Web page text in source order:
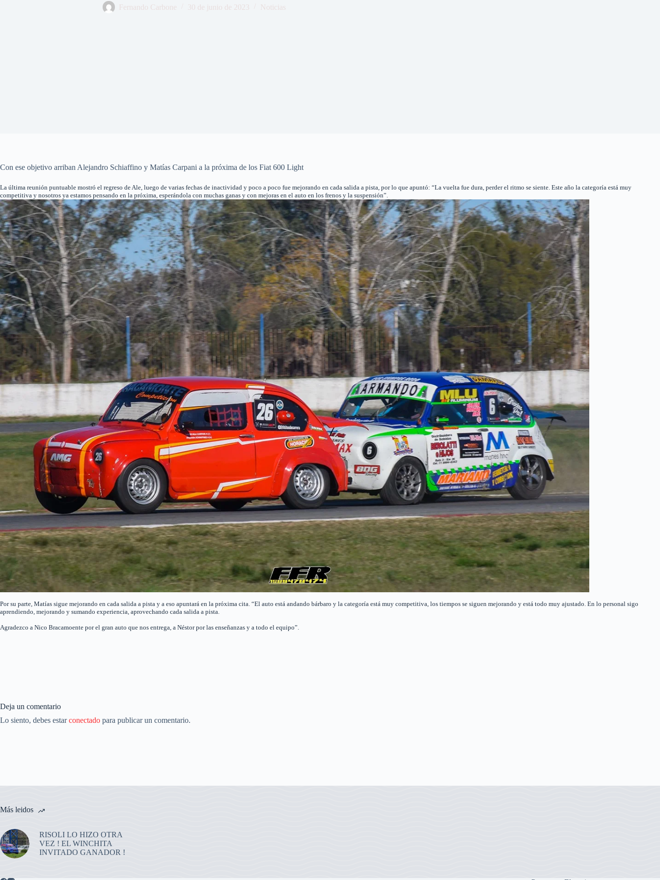
Fernando Carbone 30 de junio de 2023 Noticias
Con ese objetivo arriban Alejandro Schiaffino y Matías Carpani a la próxima de los Fiat 600 Light
La última reunión puntuable mostró el regreso de Ale, luego de varias fechas de inactividad y poco a poco fue mejorando en cada salida a pista, por lo que apuntó: “La vuelta fue dura, perder el ritmo se siente. Este año la categoría está muy
competitiva y nosotros ya estamos pensando en la próxima, esperándola con muchas ganas y con mejoras en el auto en los frenos y la suspensión”.
Por su parte, Matías sigue mejorando en cada salida a pista y a eso apuntará en la próxima cita. “El auto está andando bárbaro y la categoría está muy competitiva, los tiempos se siguen mejorando y está todo muy ajustado. En lo personal sigo
aprendiendo, mejorando y sumando experiencia, aprovechando cada salida a pista.
Agradezco a Nico Bracamoente por el gran auto que nos entrega, a Néstor por las enseñanzas y a todo el equipo”.
Deja un comentario
Lo siento, debes estarconectado para publicar un comentario.
Más leidos
RISOLI LO HIZO OTRA
VEZ ! EL WINCHITA
INVITADO GANADOR !